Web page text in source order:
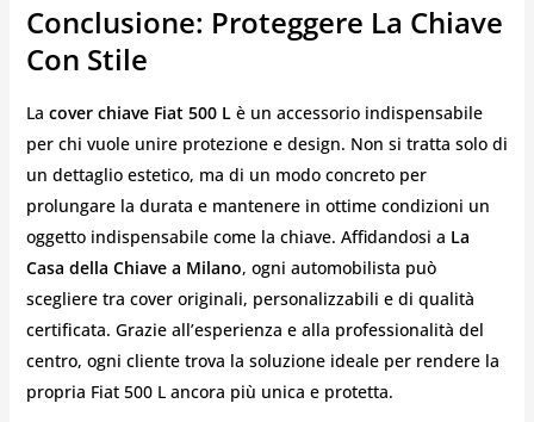
Conclusione: Proteggere La Chiave
Con Stile
La cover chiave Fiat 500 Lè un accessorio indispensabile
per chi vuole unire protezione e design. Non si tratta solo di
un dettaglio estetico, ma di un modo concreto per
prolungare la durata e mantenere in ottime condizioni un
oggetto indispensabile come la chiave. Affidandosi a La
Casa della Chiave a Milano, ogni automobilista può
scegliere tra cover originali, personalizzabili e di qualità
certificata. Grazie all’esperienza e alla professionalità del
centro, ogni cliente trova la soluzione ideale per rendere la
propria Fiat 500 L ancora più unica e protetta.